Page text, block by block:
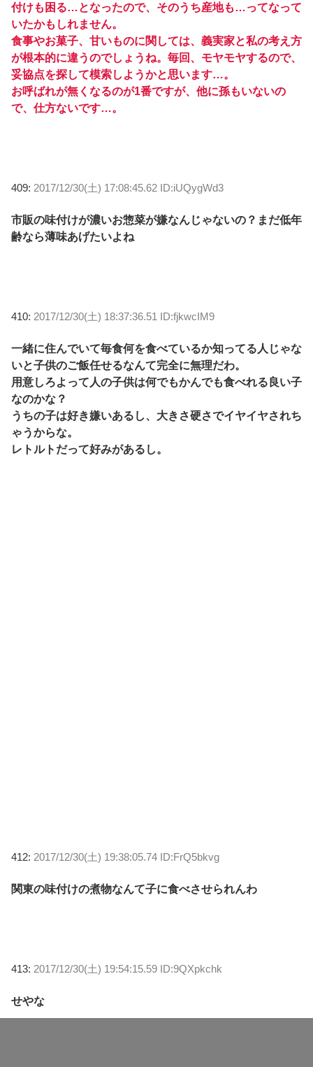
付けも困る…となったので、そのうち産地も…ってなって
いたかもしれません。
食事やお菓子、甘いものに関しては、義実家と私の考え方
が根本的に違うのでしょうね。毎回、モヤモヤするので、
妥協点を探して模索しようかと思います…。
お呼ばれが無くなるのが1番ですが、他に孫もいないの
で、仕方ないです…。
409: 2017/12/30(土) 17:08:45.62 ID:iUQygWd3
市販の味付けが濃いお惣菜が嫌なんじゃないの？まだ低年
齢なら薄味あげたいよね
410: 2017/12/30(土) 18:37:36.51 ID:fjkwcIM9
一緒に住んでいて毎食何を食べているか知ってる人じゃな
いと子供のご飯任せるなんて完全に無理だわ。
用意しろよって人の子供は何でもかんでも食べれる良い子
なのかな？
うちの子は好き嫌いあるし、大きさ硬さでイヤイヤされち
ゃうからな。
レトルトだって好みがあるし。
412: 2017/12/30(土) 19:38:05.74 ID:FrQ5bkvg
関東の味付けの煮物なんて子に食べさせられんわ
413: 2017/12/30(土) 19:54:15.59 ID:9QXpkchk
せやな